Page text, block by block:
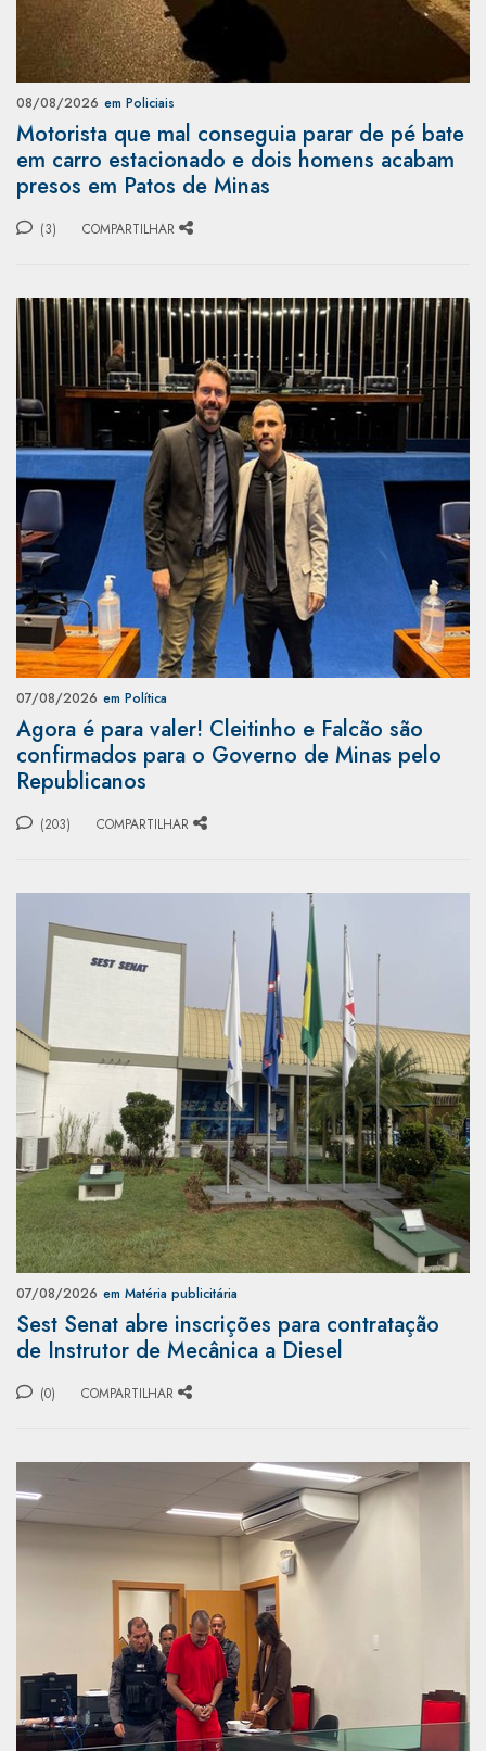
08/08/2026 em Policiais
Motorista que mal conseguia parar de pé bate
em carro estacionado e dois homens acabam
presos em Patos de Minas
(3) COMPARTILHAR
07/08/2026 em Política
Agora é para valer! Cleitinho e Falcão são
confirmados para o Governo de Minas pelo
Republicanos
(203) COMPARTILHAR
07/08/2026 em Matéria publicitária
Sest Senat abre inscrições para contratação
de Instrutor de Mecânica a Diesel
(0) COMPARTILHAR